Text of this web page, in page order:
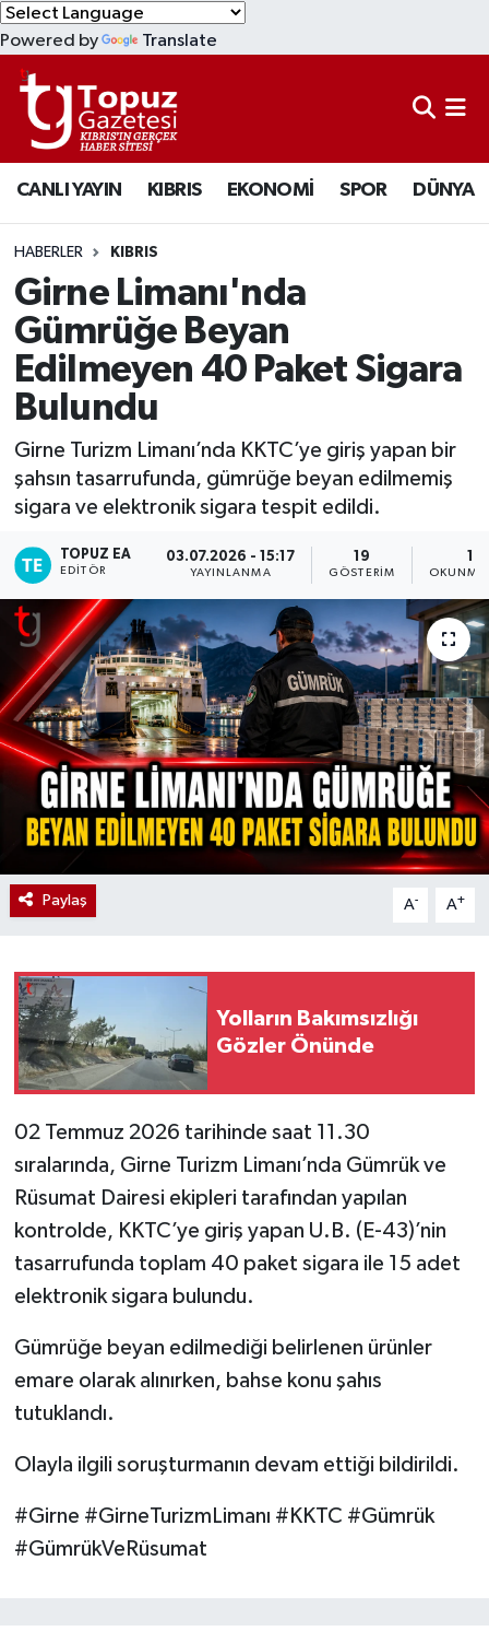
Powered by Translate
CANLI YAYIN KIBRIS EKONOMİ SPOR DÜNYA
HABERLER KIBRIS
Girne Limanı'nda
Gümrüğe Beyan
Edilmeyen 40 Paket Sigara
Bulundu
Girne Turizm Limanı’nda KKTC’ye giriş yapan bir
şahsın tasarrufunda, gümrüğe beyan edilmemiş
sigara ve elektronik sigara tespit edildi.
TOPUZ EA
EDITÖR
03.07.2026 - 15:17
YAYINLANMA
19
GÖSTERIM OKUNMA
Paylaş A- A+
Yolların Bakımsızlığı
Gözler Önünde
02 Temmuz 2026 tarihinde saat 11.30
sıralarında, Girne Turizm Limanı’nda Gümrük ve
Rüsumat Dairesi ekipleri tarafından yapılan
kontrolde, KKTC’ye giriş yapan U.B. (E-43)’nin
tasarrufunda toplam 40 paket sigara ile 15 adet
elektronik sigara bulundu.
Gümrüğe beyan edilmediği belirlenen ürünler
emare olarak alınırken, bahse konu şahıs
tutuklandı.
Olayla ilgili soruşturmanın devam ettiği bildirildi.
#Girne #GirneTurizmLimanı #KKTC #Gümrük
#GümrükVeRüsumat
KIBRIS
DÜNYA
EKONOMİ
MAGAZİN
SAĞLIK
SPOR
TEKNOLOJİ
TÜRKİYE
Lefkoşa Nöbetçi Eczaneler
Lefkoşa Hava Durumu
Lefkoşa Trafik Yoğunluk Haritası
Süper Lig Puan Durumu ve Fikstür
Tüm Manşetler
Son Dakika Haberleri
Haber Arşivi